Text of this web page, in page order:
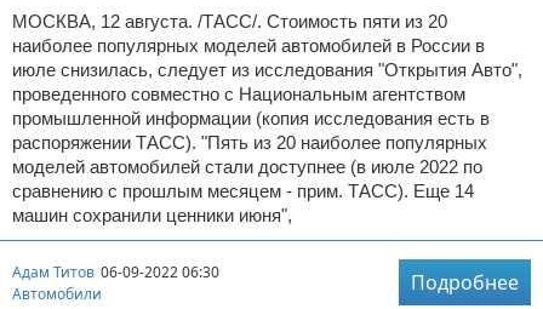
МОСКВА, 12 августа. /ТАСС/. Стоимость пяти из 20
наиболее популярных моделей автомобилей в России в
июле снизилась, следует из исследования "Открытия Авто",
проведенного совместно с Национальным агентством
промышленной информации (копия исследования есть в
распоряжении ТАСС). "Пять из 20 наиболее популярных
моделей автомобилей стали доступнее (в июле 2022 по
сравнению с прошлым месяцем - прим. ТАСС). Еще 14
машин сохранили ценники июня",
Адам Титов 06-09-2022 06:30
Автомобили
Подробнее